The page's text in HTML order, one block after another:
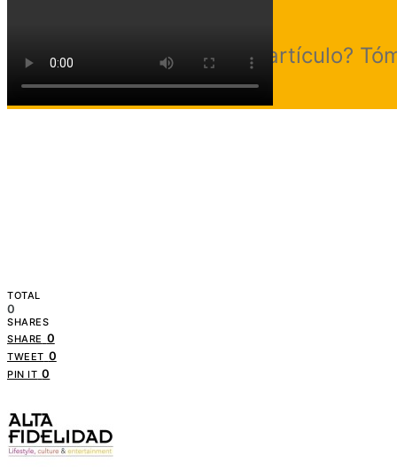
¿Te gustó este artículo?
TOTAL
0
SHARES
SHARE 0
TWEET 0
PIN IT 0